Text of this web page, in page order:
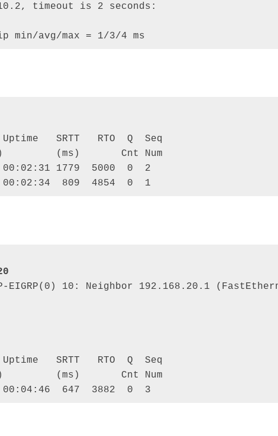
timeout is 2 seconds:
avg/max = 1/3/4 ms
SRTT   RTO  Q  Seq
(ms)       Cnt Num
00:02:31 1779  5000  0  2
809  4854  0  1
IP-EIGRP(0) 10: Neighbor 192.168.20.1
SRTT   RTO  Q  Seq
(ms)       Cnt Num
647  3882  0  3